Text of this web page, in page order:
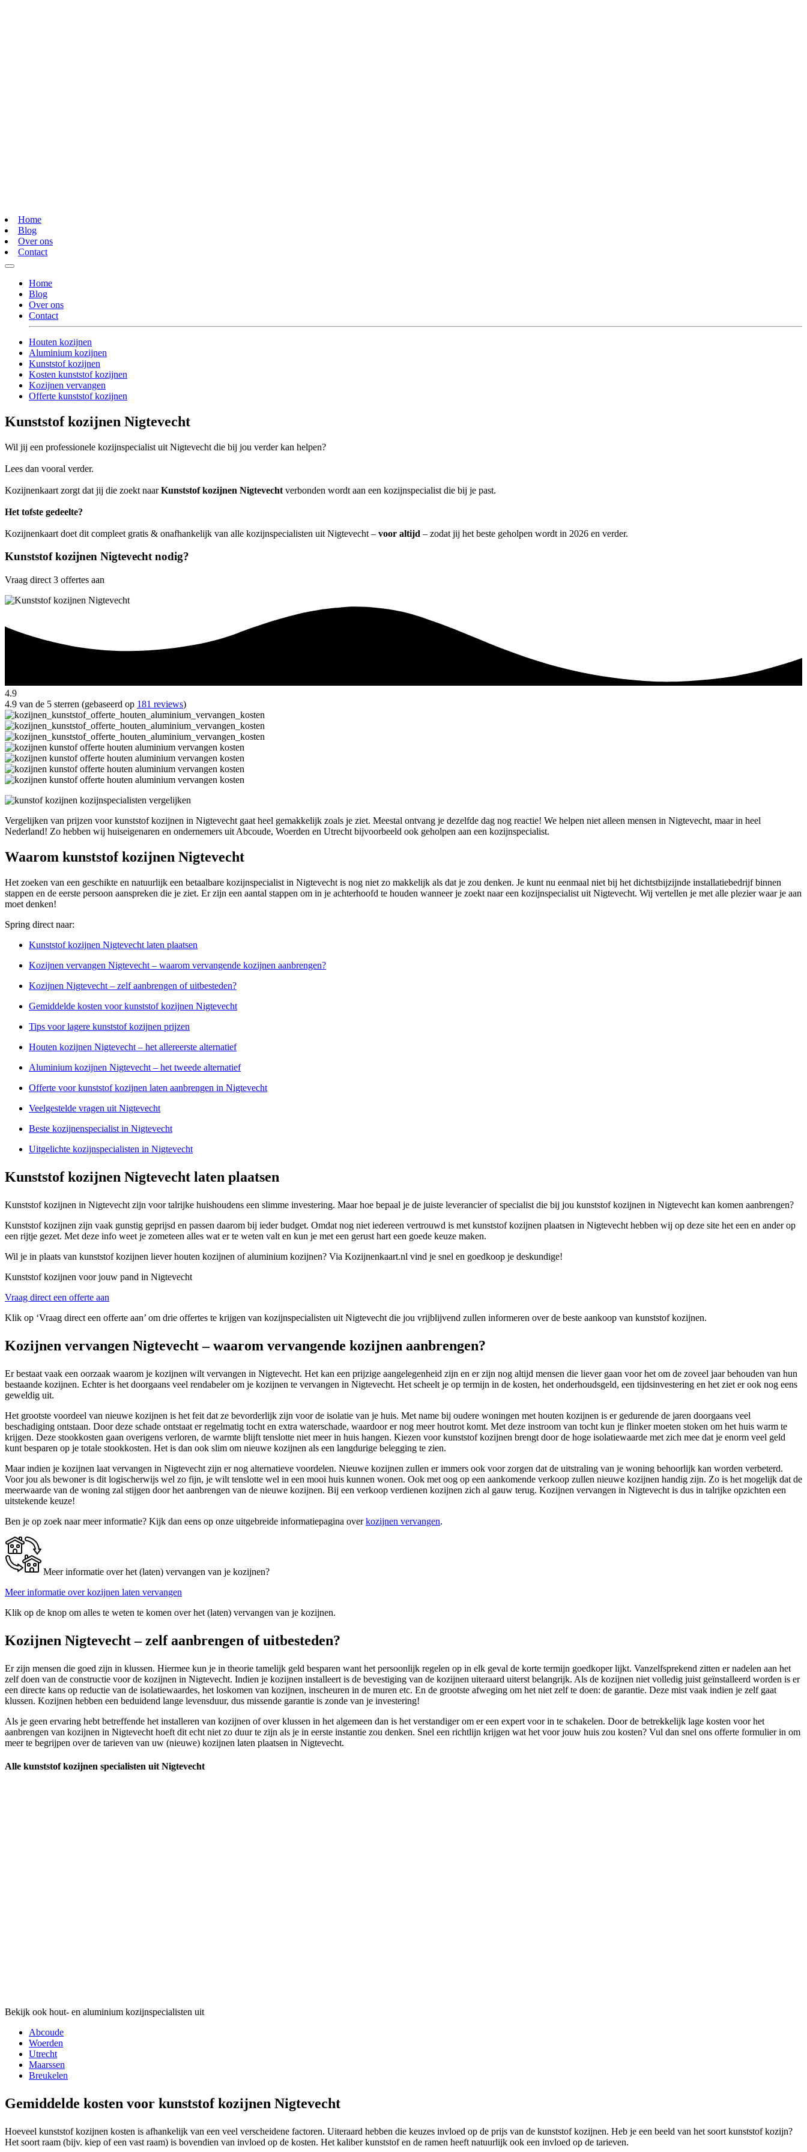
Home
Blog
Over ons
Contact
Home
Blog
Over ons
Contact
Houten kozijnen
Aluminium kozijnen
Kunststof kozijnen
Kosten kunststof kozijnen
Kozijnen vervangen
Offerte kunststof kozijnen
Kunststof kozijnen Nigtevecht
Wil jij een professionele kozijnspecialist uit Nigtevecht die bij jou verder kan helpen?
Lees dan vooral verder.
Kozijnenkaart zorgt dat jij die zoekt naarKunststof kozijnen Nigtevecht verbonden wordt aan een kozijnspecialist die bij je past.
Het tofste gedeelte?
Kozijnenkaart doet dit compleet gratis & onafhankelijk van alle kozijnspecialisten uit Nigtevecht – voor altijd – zodat jij het beste geholpen wordt in 2026 en verder.
Kunststof kozijnen Nigtevecht nodig?
Vraag direct 3 offertes aan
4.9
4.9 van de 5 sterren (gebaseerd op 181 reviews)
Vergelijken van prijzen voor kunststof kozijnen in Nigtevecht gaat heel gemakkelijk zoals je ziet. Meestal ontvang je dezelfde dag nog reactie! We helpen niet alleen mensen in Nigtevecht, maar in heel
Nederland! Zo hebben wij huiseigenaren en ondernemers uit Abcoude, Woerden en Utrecht bijvoorbeeld ook geholpen aan een kozijnspecialist.
Waarom kunststof kozijnen Nigtevecht
Het zoeken van een geschikte en natuurlijk een betaalbare kozijnspecialist in Nigtevecht is nog niet zo makkelijk als dat je zou denken. Je kunt nu eenmaal niet bij het dichtstbijzijnde installatiebedrijf binnen
stappen en de eerste persoon aanspreken die je ziet. Er zijn een aantal stappen om in je achterhoofd te houden wanneer je zoekt naar een kozijnspecialist uit Nigtevecht. Wij vertellen je met alle plezier waar je aan
moet denken!
Spring direct naar:
Kunststof kozijnen Nigtevecht laten plaatsen
Kozijnen vervangen Nigtevecht – waarom vervangende kozijnen aanbrengen?
Kozijnen Nigtevecht – zelf aanbrengen of uitbesteden?
Gemiddelde kosten voor kunststof kozijnen Nigtevecht
Tips voor lagere kunststof kozijnen prijzen
Houten kozijnen Nigtevecht – het allereerste alternatief
Aluminium kozijnen Nigtevecht – het tweede alternatief
Offerte voor kunststof kozijnen laten aanbrengen in Nigtevecht
Veelgestelde vragen uit Nigtevecht
Beste kozijnenspecialist in Nigtevecht
Uitgelichte kozijnspecialisten in Nigtevecht
Kunststof kozijnen Nigtevecht laten plaatsen
Kunststof kozijnen in Nigtevecht zijn voor talrijke huishoudens een slimme investering. Maar hoe bepaal je de juiste leverancier of specialist die bij jou kunststof kozijnen in Nigtevecht kan komen aanbrengen?
Kunststof kozijnen zijn vaak gunstig geprijsd en passen daarom bij ieder budget. Omdat nog niet iedereen vertrouwd is met kunststof kozijnen plaatsen in Nigtevecht hebben wij op deze site het een en ander op
een rijtje gezet. Met deze info weet je zometeen alles wat er te weten valt en kun je met een gerust hart een goede keuze maken.
Wil je in plaats van kunststof kozijnen liever houten kozijnen of aluminium kozijnen? Via Kozijnenkaart.nl vind je snel en goedkoop je deskundige!
Kunststof kozijnen voor jouw pand in Nigtevecht
Vraag direct een offerte aan
Klik op ‘Vraag direct een offerte aan’ om drie offertes te krijgen van kozijnspecialisten uit Nigtevecht die jou vrijblijvend zullen informeren over de beste aankoop van kunststof kozijnen.
Kozijnen vervangen Nigtevecht – waarom vervangende kozijnen aanbrengen?
Er bestaat vaak een oorzaak waarom je kozijnen wilt vervangen in Nigtevecht. Het kan een prijzige aangelegenheid zijn en er zijn nog altijd mensen die liever gaan voor het om de zoveel jaar behouden van hun
bestaande kozijnen. Echter is het doorgaans veel rendabeler om je kozijnen te vervangen in Nigtevecht. Het scheelt je op termijn in de kosten, het onderhoudsgeld, een tijdsinvestering en het ziet er ook nog eens
geweldig uit.
Het grootste voordeel van nieuwe kozijnen is het feit dat ze bevorderlijk zijn voor de isolatie van je huis. Met name bij oudere woningen met houten kozijnen is er gedurende de jaren doorgaans veel
beschadiging ontstaan. Door deze schade ontstaat er regelmatig tocht en extra waterschade, waardoor er nog meer houtrot komt. Met deze instroom van tocht kun je flinker moeten stoken om het huis warm te
krijgen. Deze stookkosten gaan overigens verloren, de warmte blijft tenslotte niet meer in huis hangen. Kiezen voor kunststof kozijnen brengt door de hoge isolatiewaarde met zich mee dat je enorm veel geld
kunt besparen op je totale stookkosten. Het is dan ook slim om nieuwe kozijnen als een langdurige belegging te zien.
Maar indien je kozijnen laat vervangen in Nigtevecht zijn er nog alternatieve voordelen. Nieuwe kozijnen zullen er immers ook voor zorgen dat de uitstraling van je woning behoorlijk kan worden verbeterd.
Voor jou als bewoner is dit logischerwijs wel zo fijn, je wilt tenslotte wel in een mooi huis kunnen wonen. Ook met oog op een aankomende verkoop zullen nieuwe kozijnen handig zijn. Zo is het mogelijk dat de
meerwaarde van de woning zal stijgen door het aanbrengen van de nieuwe kozijnen. Bij een verkoop verdienen kozijnen zich al gauw terug. Kozijnen vervangen in Nigtevecht is dus in talrijke opzichten een
uitstekende keuze!
Ben je op zoek naar meer informatie? Kijk dan eens op onze uitgebreide informatiepagina overkozijnen vervangen.
Meer informatie over het (laten) vervangen van je kozijnen?
Meer informatie over kozijnen laten vervangen
Klik op de knop om alles te weten te komen over het (laten) vervangen van je kozijnen.
Kozijnen Nigtevecht – zelf aanbrengen of uitbesteden?
Er zijn mensen die goed zijn in klussen. Hiermee kun je in theorie tamelijk geld besparen want het persoonlijk regelen op in elk geval de korte termijn goedkoper lijkt. Vanzelfsprekend zitten er nadelen aan het
zelf doen van de constructie voor de kozijnen in Nigtevecht. Indien je kozijnen installeert is de bevestiging van de kozijnen uiteraard uiterst belangrijk. Als de kozijnen niet volledig juist geïnstalleerd worden is er
een directe kans op reductie van de isolatiewaardes, het loskomen van kozijnen, inscheuren in de muren etc. En de grootste afweging om het niet zelf te doen: de garantie. Deze mist vaak indien je zelf gaat
klussen. Kozijnen hebben een beduidend lange levensduur, dus missende garantie is zonde van je investering!
Als je geen ervaring hebt betreffende het installeren van kozijnen of over klussen in het algemeen dan is het verstandiger om er een expert voor in te schakelen. Door de betrekkelijk lage kosten voor het
aanbrengen van kozijnen in Nigtevecht hoeft dit echt niet zo duur te zijn als je in eerste instantie zou denken. Snel een richtlijn krijgen wat het voor jouw huis zou kosten? Vul dan snel ons offerte formulier in om
meer te begrijpen over de tarieven van uw (nieuwe) kozijnen laten plaatsen in Nigtevecht.
Alle kunststof kozijnen specialisten uit Nigtevecht
Bekijk ook hout- en aluminium kozijnspecialisten uit
Abcoude
Woerden
Utrecht
Maarssen
Breukelen
Gemiddelde kosten voor kunststof kozijnen Nigtevecht
Hoeveel kunststof kozijnen kosten is afhankelijk van een veel verscheidene factoren. Uiteraard hebben die keuzes invloed op de prijs van de kunststof kozijnen. Heb je een beeld van het soort kunststof kozijn?
Het soort raam (bijv. kiep of een vast raam) is bovendien van invloed op de kosten. Het kaliber kunststof en de ramen heeft natuurlijk ook een invloed op de tarieven.